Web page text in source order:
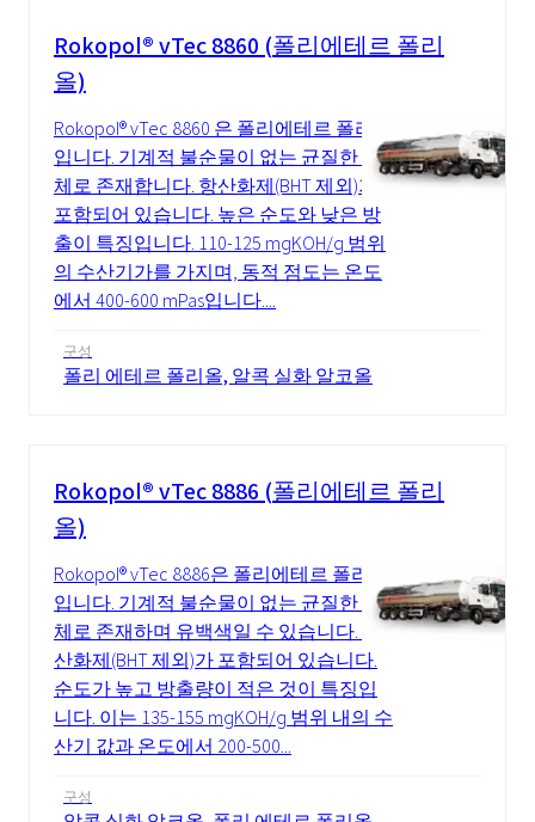
Rokopol® vTec 8860 (폴리에테르 폴리
올)
Rokopol® vTec 8860 은 폴리에테르 폴리올
입니다. 기계적 불순물이 없는 균질한 액
체로 존재합니다. 항산화제(BHT 제외)가
포함되어 있습니다. 높은 순도와 낮은 방
출이 특징입니다. 110-125 mgKOH/g 범위
의 수산기가를 가지며, 동적 점도는 온도
에서 400-600 mPas입니다....
구성
폴리 에테르 폴리올, 알콕 실화 알코올
Rokopol® vTec 8886 (폴리에테르 폴리
올)
Rokopol® vTec 8886은 폴리에테르 폴리올
입니다. 기계적 불순물이 없는 균질한 액
체로 존재하며 유백색일 수 있습니다. 항
산화제(BHT 제외)가 포함되어 있습니다.
순도가 높고 방출량이 적은 것이 특징입
니다. 이는 135-155 mgKOH/g 범위 내의 수
산기 값과 온도에서 200-500...
구성